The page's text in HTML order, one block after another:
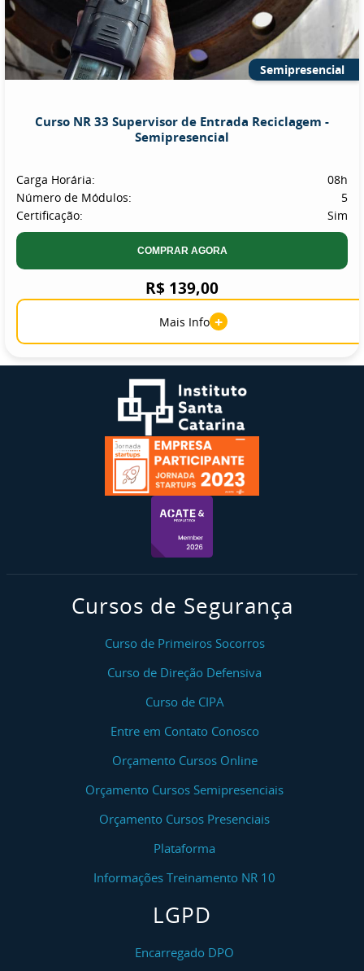
Semipresencial
Curso NR 33 Supervisor de Entrada Reciclagem -
Semipresencial
Carga Horária:
08h
Número de Módulos:
5
Certificação:
Sim
COMPRAR AGORA
R$ 139,00
Mais Info +
Cursos de Segurança
Curso de Primeiros Socorros
Curso de Direção Defensiva
Curso de CIPA
Entre em Contato Conosco
Orçamento Cursos Online
Orçamento Cursos Semipresenciais
Orçamento Cursos Presenciais
Plataforma
Informações Treinamento NR 10
LGPD
Encarregado DPO